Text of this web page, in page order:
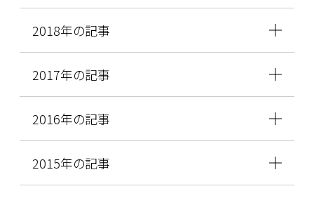
2018年の記事
2017年の記事
2016年の記事
2015年の記事